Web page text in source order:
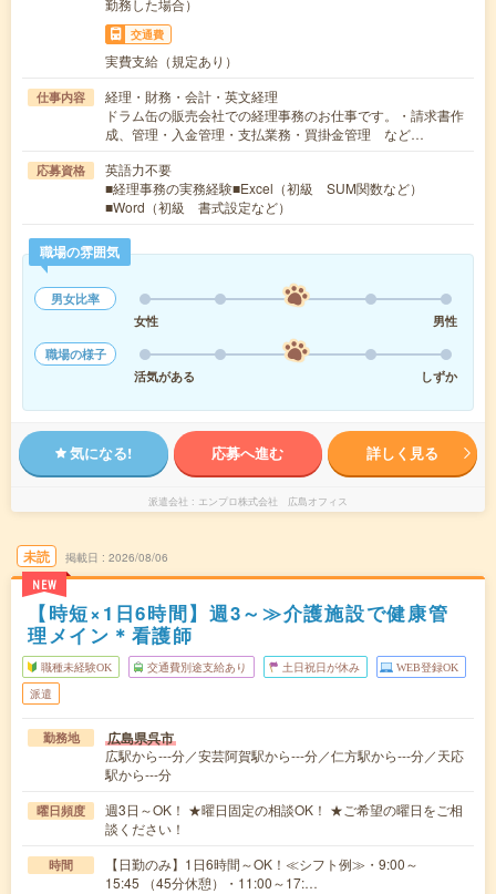
交通費
実費支給（規定あり）
仕事内容
経理・財務・会計・英文経理
ドラム缶の販売会社での経理事務のお仕事です。・請求書作
成、管理・入金管理・支払業務・買掛金管理 など…
応募資格
英語力不要
■経理事務の実務経験■Excel（初級 SUM関数など）
■Word（初級 書式設定など）
職場の雰囲気
男女比率
女性
男性
職場の様子
活気がある
しずか
気になる! 応募へ進む 詳しく見る
派遣会社 エンプロ株式会社 広島オフィス
未読
NEW
掲載日 2026/08/06
【時短×1日6時間】週3～≫介護施設で健康管
理メイン＊看護師
職種未経験OK 交通費別途支給あり 土日祝日が休み WEB登録OK
派遣
勤務地 広島県呉市
広駅から---分／安芸阿賀駅から---分／仁方駅から---分／天応
駅から---分
曜日頻度
週3日～OK！ ★曜日固定の相談OK！ ★ご希望の曜日をご相
談ください！
時間
【日勤のみ】1日6時間～OK！≪シフト例≫・9:00～
15:45 （45分休憩）・11:00～17:…